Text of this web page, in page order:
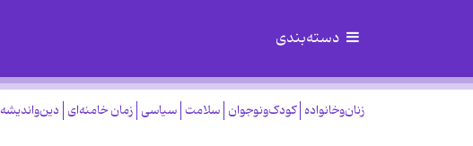
دسته‌بندی
زنان‌وخانواده کودک‌ونوجوان سلامت سیاسی زمان خامنه‌ای دین‌واندیشه